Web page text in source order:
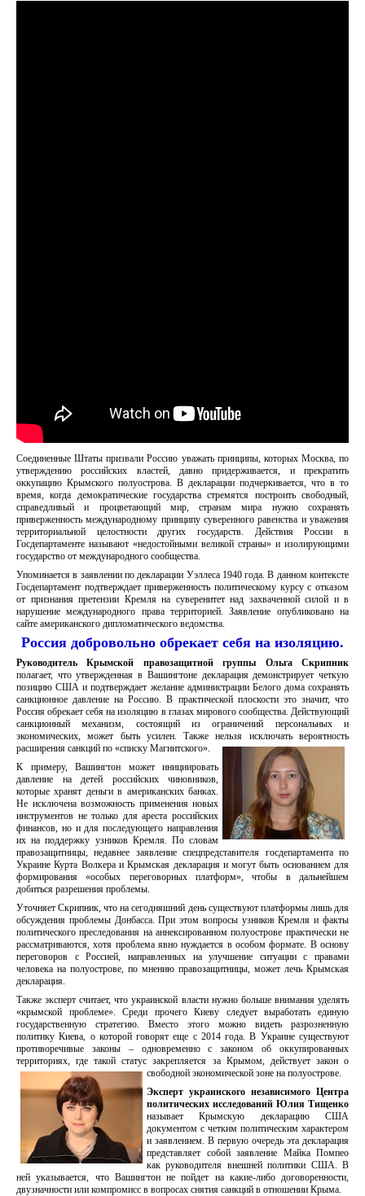
Соединенные Штаты призвали Россию уважать принципы, которых Москва, по
утверждению российских властей, давно придерживается, и прекратить
оккупацию Крымского полуострова. В декларации подчеркивается, что в то
время, когда демократические государства стремятся построить свободный,
справедливый и процветающий мир, странам мира нужно сохранять
приверженность международному принципу суверенного равенства и уважения
территориальной целостности других государств. Действия России в
Госдепартаменте называют «недостойными великой страны» и изолирующими
государство от международного сообщества.
Упоминается в заявлении по декларации Уэллеса 1940 года. В данном контексте
Госдепартамент подтверждает приверженность политическому курсу с отказом
от признания претензии Кремля на суверенитет над захваченной силой и в
нарушение международного права территорией. Заявление опубликовано на
сайте американского дипломатического ведомства.
Россия добровольно обрекает себя на изоляцию.
Руководитель Крымской правозащитной группы Ольга Скрипник
полагает, что утвержденная в Вашингтоне декларация демонстрирует четкую
позицию США и подтверждает желание администрации Белого дома сохранять
санкционное давление на Россию. В практической плоскости это значит, что
Россия обрекает себя на изоляцию в глазах мирового сообщества. Действующий
санкционный механизм, состоящий из ограничений персональных и
экономических, может быть усилен. Также нельзя исключать вероятность
расширения санкций по «списку Магнитского».
К примеру, Вашингтон может инициировать
давление на детей российских чиновников,
которые хранят деньги в американских банках.
Не исключена возможность применения новых
инструментов не только для ареста российских
финансов, но и для последующего направления
их на поддержку узников Кремля. По словам
правозащитницы, недавнее заявление спецпредставителя госдепартамента по
Украине Курта Волкера и Крымская декларация и могут быть основанием для
формирования «особых переговорных платформ», чтобы в дальнейшем
добиться разрешения проблемы.
Уточняет Скрипник, что на сегодняшний день существуют платформы лишь для
обсуждения проблемы Донбасса. При этом вопросы узников Кремля и факты
политического преследования на аннексированном полуострове практически не
рассматриваются, хотя проблема явно нуждается в особом формате. В основу
переговоров с Россией, направленных на улучшение ситуации с правами
человека на полуострове, по мнению правозащитницы, может лечь Крымская
декларация.
Также эксперт считает, что украинской власти нужно больше внимания уделять
«крымской проблеме». Среди прочего Киеву следует выработать единую
государственную стратегию. Вместо этого можно видеть разрозненную
политику Киева, о которой говорят еще с 2014 года. В Украине существуют
противоречивые законы – одновременно с законом об оккупированных
территориях, где такой статус закрепляется за Крымом, действует закон о
свободной экономической зоне на полуострове.
Эксперт украинского независимого Центра
политических исследований Юлия Тищенко
называет Крымскую декларацию США
документом с четким политическим характером
и заявлением. В первую очередь эта декларация
представляет собой заявление Майка Помпео
как руководителя внешней политики США. В
ней указывается, что Вашингтон не пойдет на какие-либо договоренности,
двузначности или компромисс в вопросах снятия санкций в отношении Крыма.